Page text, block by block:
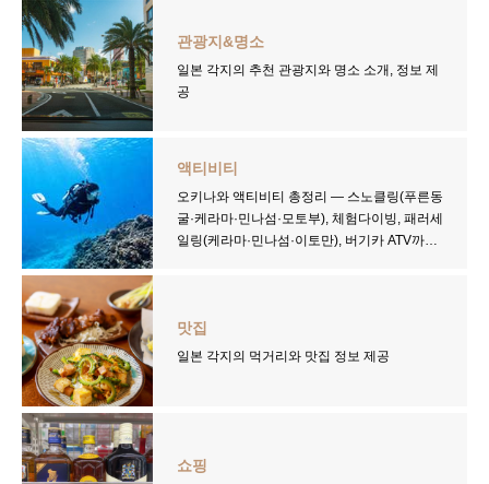
관광지&명소
일본 각지의 추천 관광지와 명소 소개, 정보 제
공
액티비티
오키나와 액티비티 총정리 — 스노클링(푸른동
굴·케라마·민나섬·모토부), 체험다이빙, 패러세
일링(케라마·민나섬·이토만), 버기카 ATV까지
맛집
일본 각지의 먹거리와 맛집 정보 제공
쇼핑